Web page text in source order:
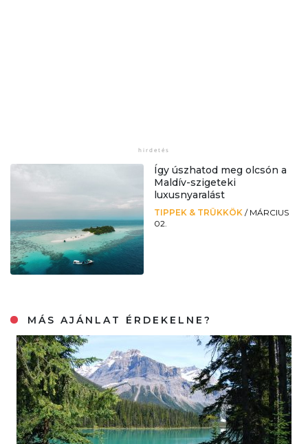
Így úszhatod meg olcsón a
Maldív-szigeteki
luxusnyaralást
TIPPEK & TRÜKKÖK / MÁRCIUS
02.
MÁS AJÁNLAT ÉRDEKELNE?